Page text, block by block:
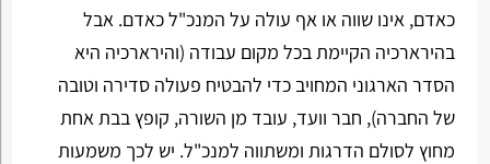
כאדם, אינו שווה או אף עולה על המנכ"ל כאדם. אבל
בהירארכיה הקיימת בכל מקום עבודה (והירארכיה היא
הסדר הארגוני המחויב כדי להבטיח פעולה סדירה וטובה
של החברה), חבר וועד, עובד מן השורה, קופץ בבת אחת
מחוץ לסולם הדרגות ומשתווה למנכ"ל. יש לכך משמעות